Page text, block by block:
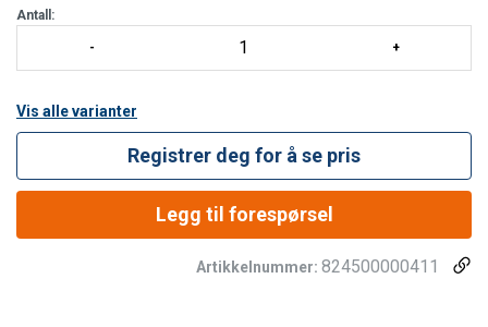
JAG
Antall:
Vis alle varianter
Registrer deg for å se pris
Legg til forespørsel
Artikkelnummer: 824500000411